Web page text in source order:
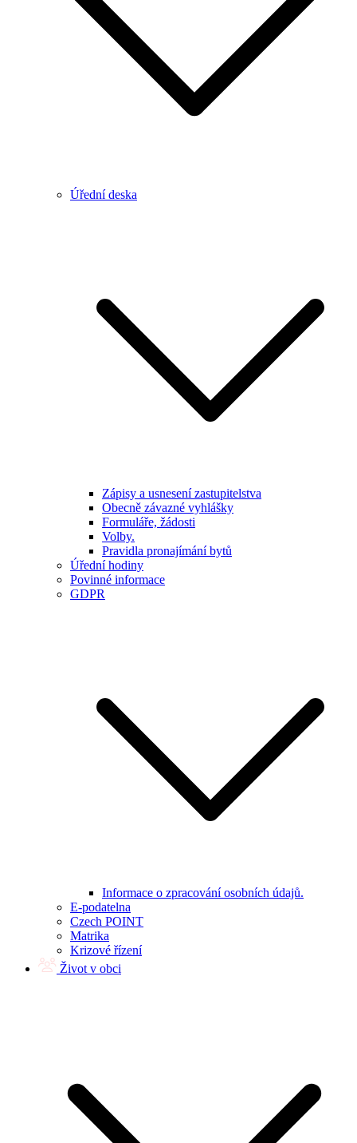
Úřední deska
Zápisy a usnesení zastupitelstva
Obecně závazné vyhlášky
Formuláře, žádosti
Volby.
Pravidla pronajímání bytů
Úřední hodiny
Povinné informace
GDPR
Informace o zpracování osobních údajů.
E-podatelna
Czech POINT
Matrika
Krizové řízení
Život v obci